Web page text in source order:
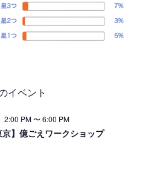
イベント
注
目
2:00 PM〜6:00 PM
京】億ごえワークショップ